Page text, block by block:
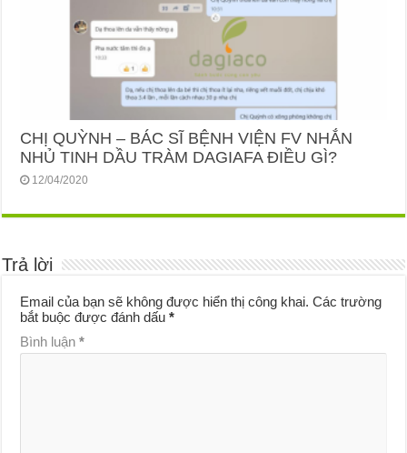
CHỊ QUỲNH – BÁC SĨ BỆNH VIỆN FV NHẮN
NHỦ TINH DẦU TRÀM DAGIAFA ĐIỀU GÌ?
12/04/2020
Trả lời
Email của bạn sẽ không được hiển thị công khai. Các trường
bắt buộc được đánh dấu*
Bình luận*